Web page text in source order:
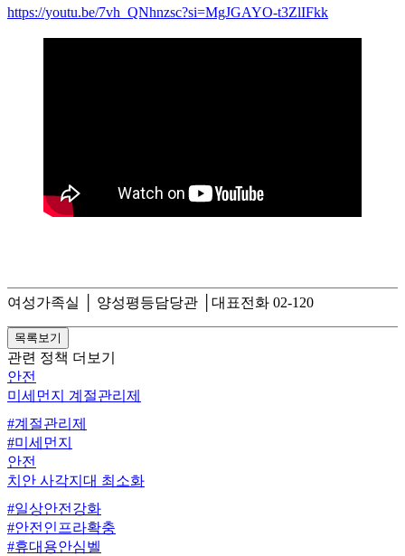
https://youtu.be/7vh_QNhnzsc?si=MgJGAYO-t3ZlIFkk
여성가족실 │ 양성평등담당관 │대표전화 02-120
관련 정책 더보기
안전
미세먼지 계절관리제
#계절관리제
#미세먼지
안전
치안 사각지대 최소화
#일상안전강화
#안전인프라확충
#휴대용안심벨